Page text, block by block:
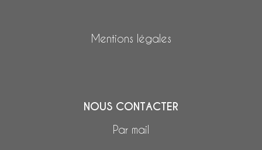
Mentions légales
NOUS CONTACTER
Par mail